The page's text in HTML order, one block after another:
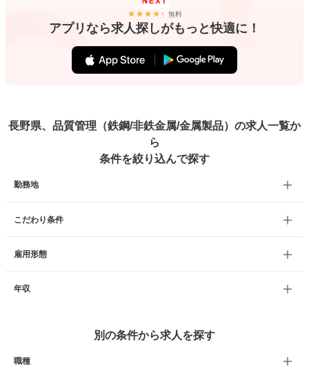
無料
アプリなら求人探しがもっと快適に！
長野県、品質管理（鉄鋼/非鉄金属/金属製品）の求人一覧か
ら
条件を絞り込んで探す
勤務地
こだわり条件
雇用形態
年収
別の条件から求人を探す
職種